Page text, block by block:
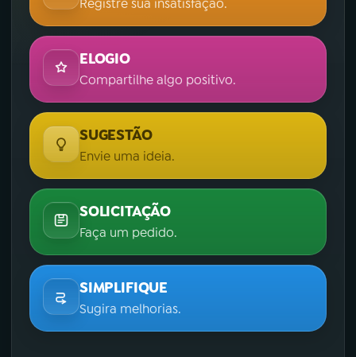
Registre sua insatisfação.
ELOGIO
Compartilhe algo positivo.
SUGESTÃO
Envie uma ideia.
SOLICITAÇÃO
Faça um pedido.
SIMPLIFIQUE
Sugira melhorias.